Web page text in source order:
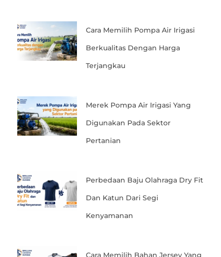
Cara Memilih Pompa Air Irigasi
Berkualitas Dengan Harga
Terjangkau
Merek Pompa Air Irigasi Yang
Digunakan Pada Sektor
Pertanian
Perbedaan Baju Olahraga Dry Fit
Dan Katun Dari Segi
Kenyamanan
Cara Memilih Bahan Jersey Yang